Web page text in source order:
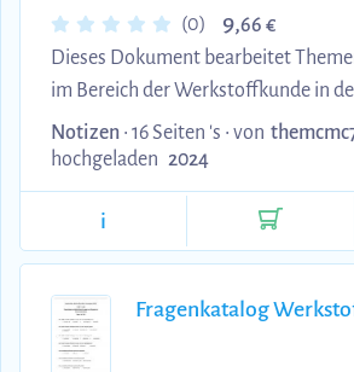
(0) 9,66 €
Dieses Dokument bearbeitet
im Bereich der Werkstoffkunde in
Fahrzeugentwicklung. Die Fragen
dabei auf das Skript und die Themen
Modulhandbuch.
Notizen • 16 Seiten 's • von
hochgeladen 2024
i
Fragenkatalog